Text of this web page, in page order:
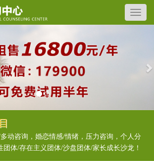
动咨询，婚恋情感/情绪，压力咨询，个人分
团体/存在主义团体/沙盘团体/家长成长沙龙！